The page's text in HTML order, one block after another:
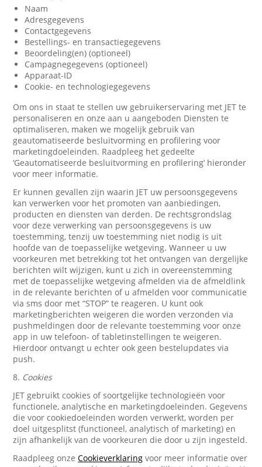
Naam
Adresgegevens
Contactgegevens
Bestellings- en transactiegegevens
Beoordeling(en) (optioneel)
Campagnegegevens (optioneel)
Apparaat-ID
Cookie- en technologiegegevens
Om ons in staat te stellen uw gebruikerservaring met JET te
personaliseren en onze aan u aangeboden Diensten te
optimaliseren, maken we mogelijk gebruik van
geautomatiseerde besluitvorming en profilering voor
marketingdoeleinden. Raadpleeg het gedeelte
‘Geautomatiseerde besluitvorming en profilering’ hieronder
voor meer informatie.
Er kunnen gevallen zijn waarin JET uw persoonsgegevens
kan verwerken voor het promoten van aanbiedingen,
producten en diensten van derden. De rechtsgrondslag
voor deze verwerking van persoonsgegevens is uw
toestemming, tenzij uw toestemming niet nodig is uit
hoofde van de toepasselijke wetgeving. Wanneer u uw
voorkeuren met betrekking tot het ontvangen van dergelijke
berichten wilt wijzigen, kunt u zich in overeenstemming
met de toepasselijke wetgeving afmelden via de afmeldlink
in de relevante berichten of u afmelden voor communicatie
via sms door met “STOP” te reageren. U kunt ook
marketingberichten weigeren die worden verzonden via
pushmeldingen door de relevante toestemming voor onze
app in uw telefoon- of tabletinstellingen te weigeren.
Hierdoor ontvangt u echter ook geen bestelupdates via
push.
8. Cookies
JET gebruikt cookies of soortgelijke technologieën voor
functionele, analytische en marketingdoeleinden. Gegevens
die voor cookiedoeleinden worden verwerkt, worden per
doel uitgesplitst (functioneel, analytisch of marketing) en
zijn afhankelijk van de voorkeuren die door u zijn ingesteld.
Raadpleeg onzeCookieverklaring voor meer informatie over